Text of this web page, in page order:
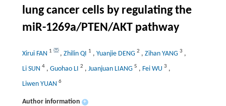
lung cancer cells by regulating the
miR-1269a/PTEN/AKT pathway
Xirui FAN 1 , Zhilin QI 1 , Yuanjie DENG 2 , Zihan YANG 3 ,
Li SUN 4, Guohao LI 2 , Juanjuan LIANG 5 , Fei WU 3 ,
Liwen YUAN 6
Author information +